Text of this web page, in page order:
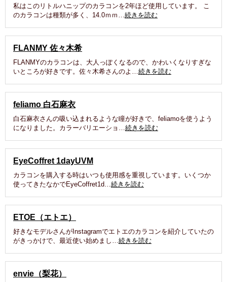
私はこのリトルハニップのカラコンを2年ほど使用しています。 こ
のカラコンは種類が多く、14.0ｍｍ…続きを読む
FLANMY 佐々木希
FLANMYのカラコンは、大人っぽくなるので、かわいくなりすぎな
いところが好きです。佐々木希さんのよ…続きを読む
feliamo 白石麻衣
白石麻衣さんの吸い込まれるような瞳が好きで、feliamoを使うよう
になりました。カラーバリエーショ…続きを読む
EyeCoffret 1dayUVM
カラコンを購入する時はいつも使用感を重視しています。いくつか
使ってきたなかでEyeCoffret1d…続きを読む
ETOE（エトエ）
好きなモデルさんがInstagramでエトエのカラコンを紹介していたの
がきっかけで、最近使い始めまし…続きを読む
envie（梨花）